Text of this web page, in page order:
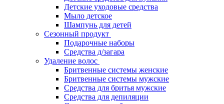
Детские уходовые средства
Мыло детское
Шампунь для детей
Сезонный продукт
Подарочные наборы
Средства д/загара
Удаление волос
Бритвенные системы женские
Бритвенные системы мужские
Средства для бритья мужские
Средства для депиляции